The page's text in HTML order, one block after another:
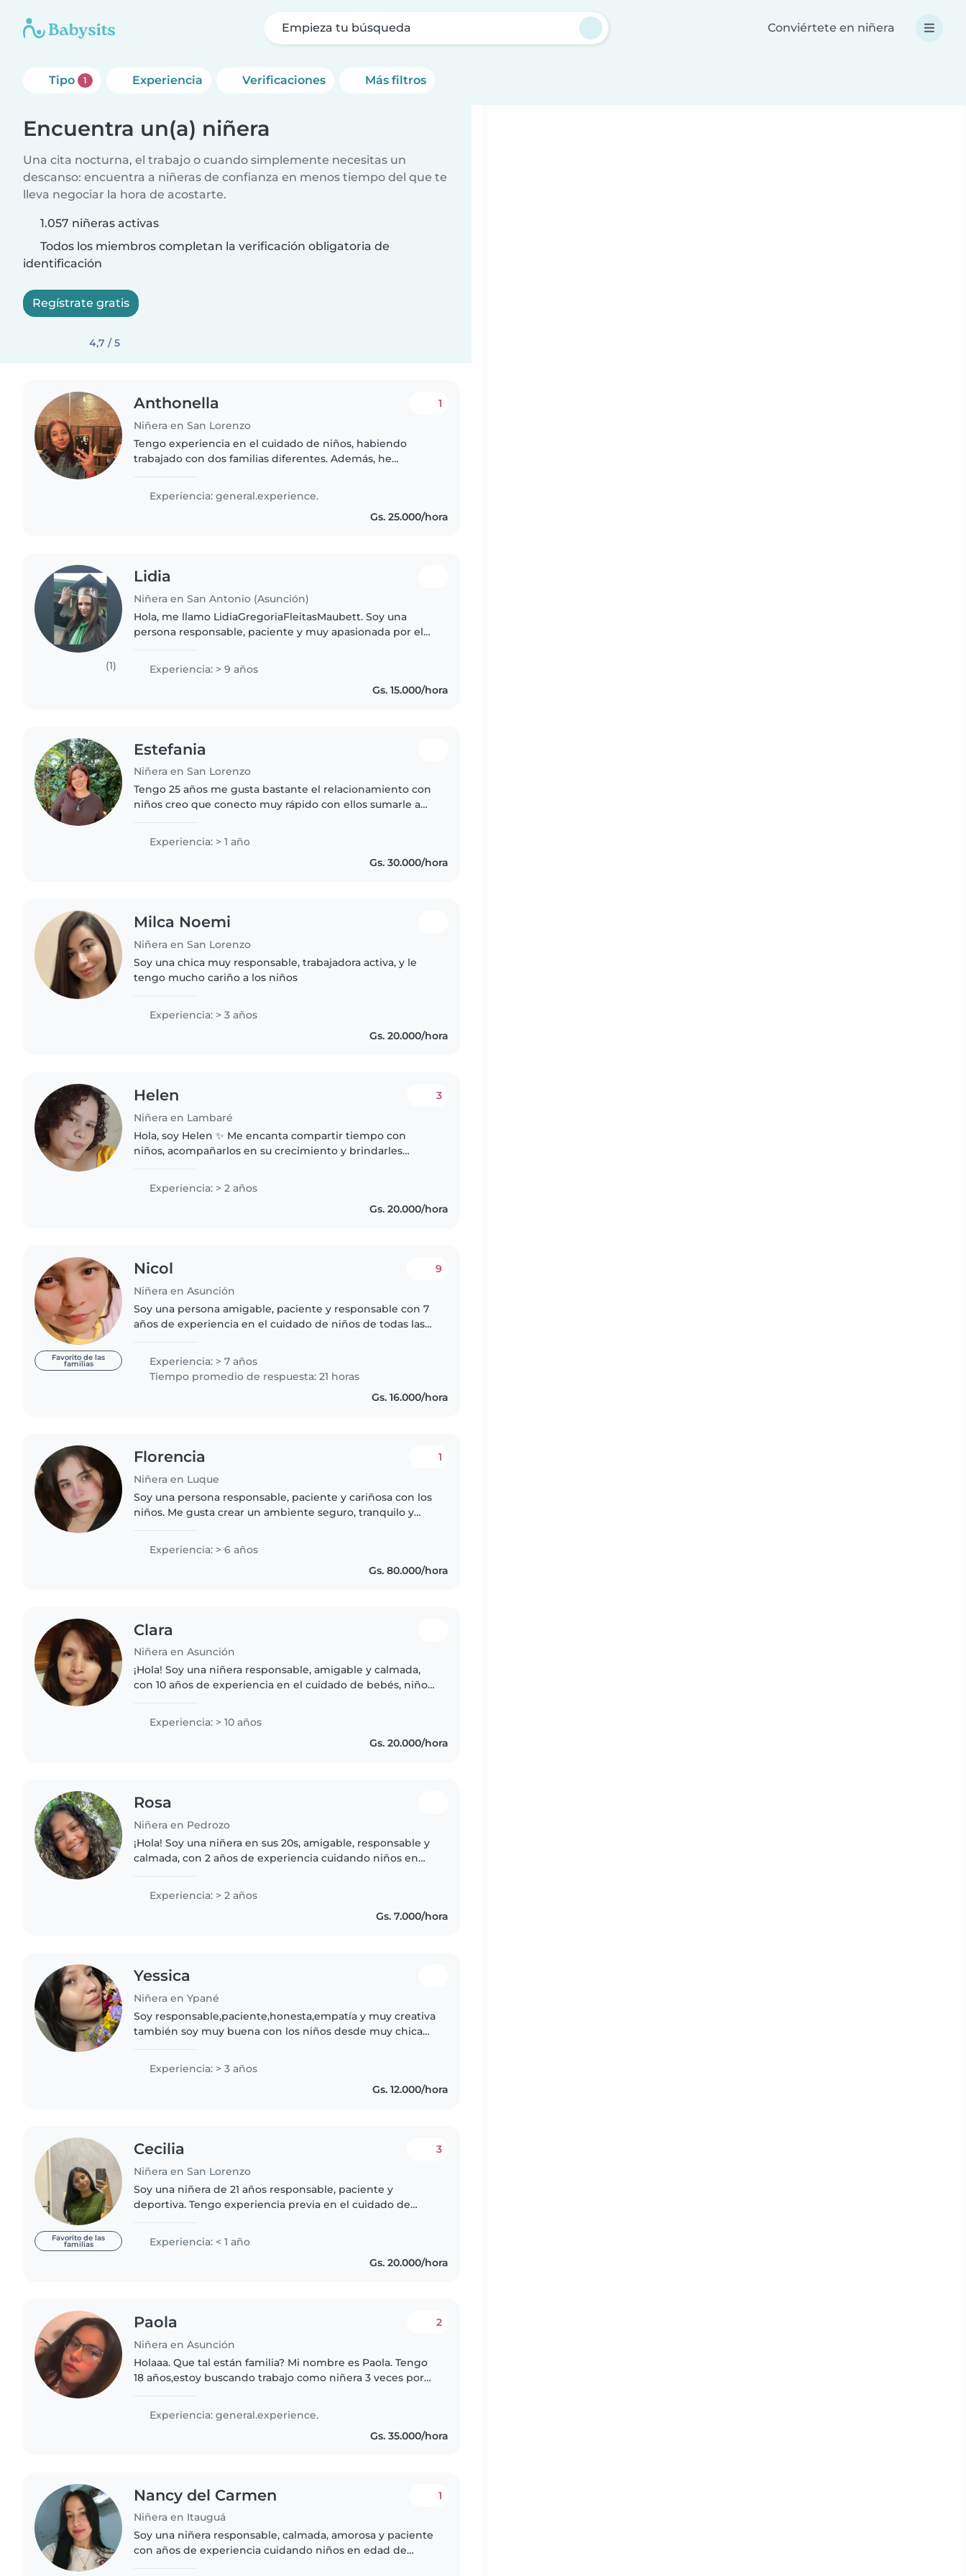
Empieza tu búsqueda Conviértete en niñera
Tipo 1 Experiencia Verificaciones Más filtros
Encuentra un(a) niñera
Una cita nocturna, el trabajo o cuando simplemente necesitas un
descanso: encuentra a niñeras de confianza en menos tiempo del que te
lleva negociar la hora de acostarte.
1.057 niñeras activas
Todos los miembros completan la verificación obligatoria de
identificación
Regístrate gratis
4,7 / 5
Anthonella
Niñera en San Lorenzo
1
Tengo experiencia en el cuidado de niños, habiendo
trabajado con dos familias diferentes. Además, he
organización cuidando..
Experiencia: general.experience.
Gs. 25.000/hora
(1)
Lidia
Niñera en San Antonio (Asunción)
Hola, me llamo LidiaGregoriaFleitasMaubett. Soy una
persona responsable, paciente y muy apasionada por el
Experiencia: > 9 años
Gs. 15.000/hora
Estefania
Niñera en San Lorenzo
Tengo 25 años me gusta bastante el relacionamiento con
niños creo que conecto muy rápido con ellos sumarle a
tareas también me..
Experiencia: > 1 año
Gs. 30.000/hora
Milca Noemi
Niñera en San Lorenzo
Soy una chica muy responsable, trabajadora activa, y le
tengo mucho cariño a los niños
Experiencia: > 3 años
Gs. 20.000/hora
Helen
Niñera en Lambaré
3
Hola, soy Helen ✨ Me encanta compartir tiempo con
niños, acompañarlos en su crecimiento y brindarles
muy dedicada. Puedo ayudar..
Experiencia: > 2 años
Gs. 20.000/hora
Favorito de las
familias
Nicol
Niñera en Asunción
9
Soy una persona amigable, paciente y responsable con 7
años de experiencia en el cuidado de niños de todas las
necesidades especiales,..
Experiencia: > 7 años
Tiempo promedio de respuesta: 21 horas
Gs. 16.000/hora
Florencia
Niñera en Luque
1
Soy una persona responsable, paciente y cariñosa con los
niños. Me gusta crear un ambiente seguro, tranquilo y
Experiencia: > 6 años
Gs. 80.000/hora
Clara
Niñera en Asunción
¡Hola! Soy una niñera responsable, amigable y calmada,
con 10 años de experiencia en el cuidado de bebés, niños
entiendo las necesidades..
Experiencia: > 10 años
Gs. 20.000/hora
Rosa
Niñera en Pedrozo
¡Hola! Soy una niñera en sus 20s, amigable, responsable y
calmada, con 2 años de experiencia cuidando niños en
cómoda con mascotas..
Experiencia: > 2 años
Gs. 7.000/hora
Yessica
Niñera en Ypané
Soy responsable,paciente,honesta,empatía y muy creativa
también soy muy buena con los niños desde muy chica
niñera con una familia
Experiencia: > 3 años
Gs. 12.000/hora
Favorito de las
familias
Cecilia
Niñera en San Lorenzo
3
Soy una niñera de 21 años responsable, paciente y
deportiva. Tengo experiencia previa en el cuidado de
y me siento cómoda con..
Experiencia: < 1 año
Gs. 20.000/hora
Paola
Niñera en Asunción
2
Holaaa. Que tal están familia? Mi nombre es Paola. Tengo
18 años,estoy buscando trabajo como niñera 3 veces por
Experiencia: general.experience.
Gs. 35.000/hora
Nancy del Carmen
Niñera en Itauguá
1
Soy una niñera responsable, calmada, amorosa y paciente
con años de experiencia cuidando niños en edad de